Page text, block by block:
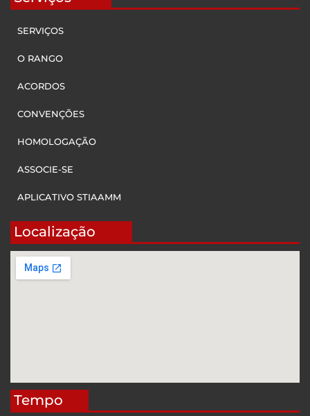
SERVIÇOS
O RANGO
ACORDOS
CONVENÇÕES
HOMOLOGAÇÃO
ASSOCIE-SE
APLICATIVO STIAAMM
Localização
Tempo